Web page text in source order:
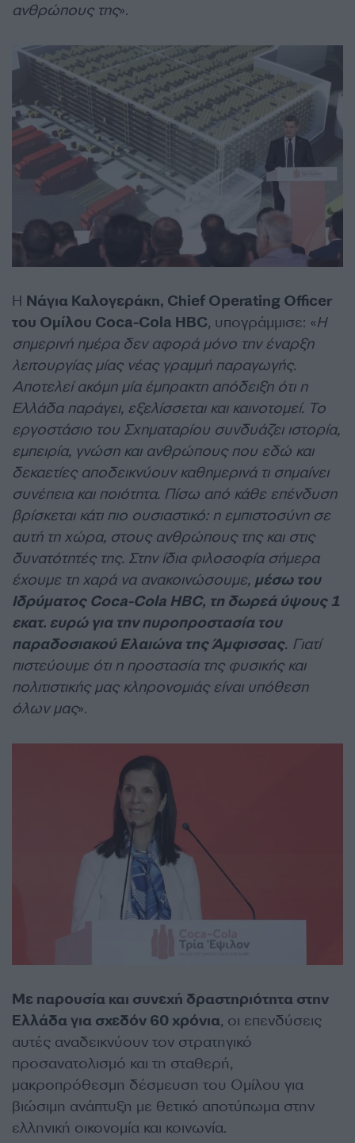
ανθρώπους της».
Η Νάγια Καλογεράκη, Chief Operating Officer
του Ομίλου Coca-Cola HBC, υπογράμμισε: «Η
σημερινή ημέρα δεν αφορά μόνο την έναρξη
λειτουργίας μίας νέας γραμμή παραγωγής.
Αποτελεί ακόμη μία έμπρακτη απόδειξη ότι η
Ελλάδα παράγει, εξελίσσεται και καινοτομεί. Το
εργοστάσιο του Σχηματαρίου συνδυάζει ιστορία,
εμπειρία, γνώση και ανθρώπους που εδώ και
δεκαετίες αποδεικνύουν καθημερινά τι σημαίνει
συνέπεια και ποιότητα. Πίσω από κάθε επένδυση
βρίσκεται κάτι πιο ουσιαστικό: η εμπιστοσύνη σε
αυτή τη χώρα, στους ανθρώπους της και στις
δυνατότητές της. Στην ίδια φιλοσοφία σήμερα
έχουμε τη χαρά να ανακοινώσουμε, μέσω του
Ιδρύματος Coca-Cola HBC, τη δωρεά ύψους 1
εκατ. ευρώ για την πυροπροστασία του
παραδοσιακού Ελαιώνα της Άμφισσας. Γιατί
πιστεύουμε ότι η προστασία της φυσικής και
πολιτιστικής μας κληρονομιάς είναι υπόθεση
όλων μας».
Με παρουσία και συνεχή δραστηριότητα στην
Ελλάδα για σχεδόν 60 χρόνια, οι επενδύσεις
αυτές αναδεικνύουν τον στρατηγικό
προσανατολισμό και τη σταθερή,
μακροπρόθεσμη δέσμευση του Ομίλου για
βιώσιμη ανάπτυξη με θετικό αποτύπωμα στην
ελληνική οικονομία και κοινωνία.